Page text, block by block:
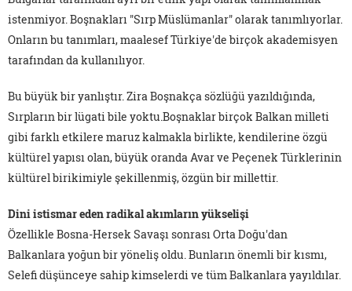
istenmiyor. Boşnakları "Sırp Müslümanlar" olarak tanımlıyorlar.
Onların bu tanımları, maalesef Türkiye'de birçok akademisyen
tarafından da kullanılıyor.
Bu büyük bir yanlıştır. Zira Boşnakça sözlüğü yazıldığında,
Sırpların bir lügati bile yoktu.Boşnaklar birçok Balkan milleti
gibi farklı etkilere maruz kalmakla birlikte, kendilerine özgü
kültürel yapısı olan, büyük oranda Avar ve Peçenek Türklerinin
kültürel birikimiyle şekillenmiş, özgün bir millettir.
Dini istismar eden radikal akımların yükselişi
Özellikle Bosna-Hersek Savaşı sonrası Orta Doğu'dan
Balkanlara yoğun bir yöneliş oldu. Bunların önemli bir kısmı,
Selefi düşünceye sahip kimselerdi ve tüm Balkanlara yayıldılar.